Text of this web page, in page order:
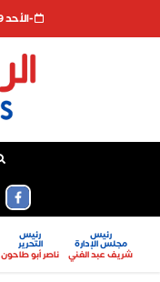
-اﻷحد 9 أغسطس, 2026
رئيس
مجلس الإدارة
شريف عبد الغني
رئيس
التحرير
ناصر أبو طاحون